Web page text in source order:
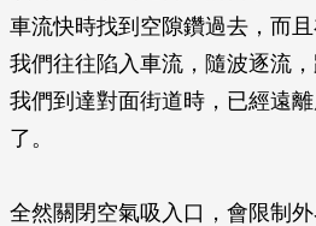
車流快時找到空隙鑽過去，而
我們往往陷入車流，隨波逐流
我們到達對面街道時，已經遠
了。
全然關閉空氣吸入口，會限制